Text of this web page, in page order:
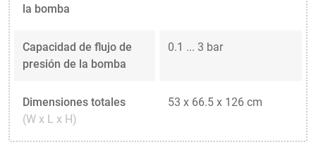
la bomba
Capacidad de flujo de
presión de la bomba
0.1 ... 3 bar
Dimensiones totales
(W x L x H)
53 x 66.5 x 126 cm